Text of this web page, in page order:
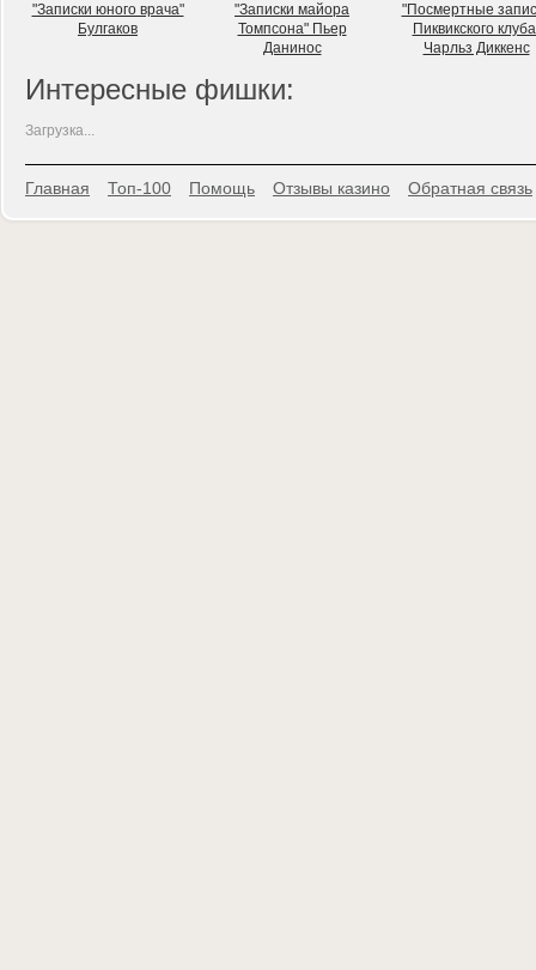
"Записки юного врача"
Булгаков
"Записки майора
Томпсона" Пьер
Данинос
"Посмертные
Пиквикского
Чарльз Диккенс
Интересные фишки:
Загрузка...
Главная Топ-100 Помощь Отзывы казино Обратная связь